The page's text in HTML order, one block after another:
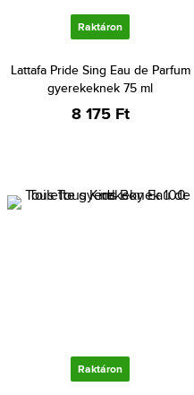
Raktáron
Lattafa Pride Sing Eau de Parfum
gyerekeknek 75 ml
8 175 Ft
Raktáron